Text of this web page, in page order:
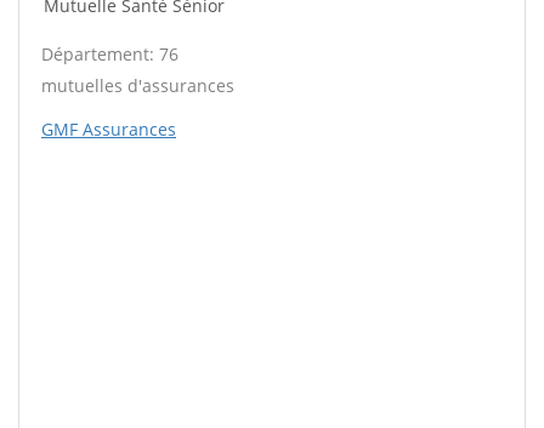
Mutuelle Santé Sénior
Département: 76
mutuelles d'assurances
GMF Assurances